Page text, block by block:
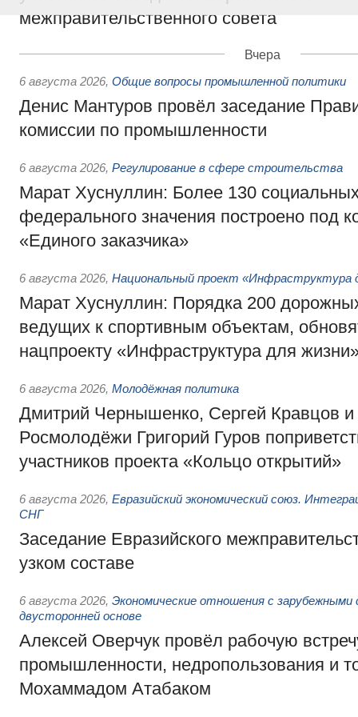
межправительственного совета
Вчера
6 августа 2026, Общие вопросы промышленной политики
Денис Мантуров провёл заседание
комиссии по промышленности
6 августа 2026, Регулирование в сфере строительства
Марат Хуснуллин: Более 130
федерального значения построено под
«Единого заказчика»
6 августа 2026, Национальный проект «Инфраструктура
Марат Хуснуллин: Порядка 200
ведущих к спортивным объектам,
нацпроекту «Инфраструктура для
6 августа 2026, Молодёжная политика
Дмитрий Чернышенко, Сергей Кравцов и
Росмолодёжи Григорий Гуров
участников проекта «Кольцо открытий»
6 августа 2026, Евразийский экономический союз.
СНГ
Заседание Евразийского
узком составе
6 августа 2026, Экономические отношения с
двусторонней основе
Алексей Оверчук провёл рабочую
промышленности, недропользования и
Мохаммадом Атабаком